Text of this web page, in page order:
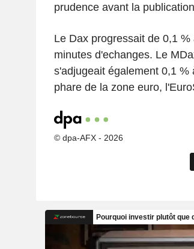
prudence avant la
Le Dax progressait de 0,1
minutes d'echanges. Le
s'adjugeait également 0,1
phare de la zone euro,
© dpa-AFX - 2026